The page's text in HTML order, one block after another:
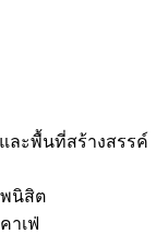
ละพื้นที่สร้างสรรค์
นิสิต
าเฟ่